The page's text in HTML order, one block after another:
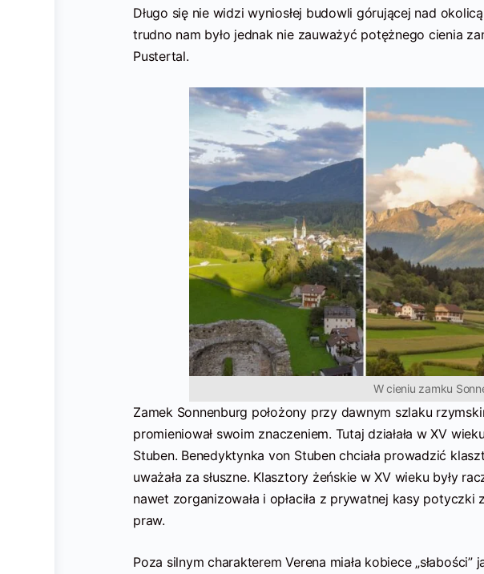
Długo się nie widzi wyniosłej budowli górującej nad
trudno nam było jednak nie zauważyć potężnego cienia
Pustertal.
W cieniu zamku
Zamek Sonnenburg położony przy dawnym szlaku
promieniował swoim znaczeniem. Tutaj działała w XV
Stuben. Benedyktynka von Stuben chciała prowadzić
uważała za słuszne. Klasztory żeńskie w XV wieku były
nawet zorganizowała i opłaciła z prywatnej kasy
praw.
Poza silnym charakterem Verena miała kobiece